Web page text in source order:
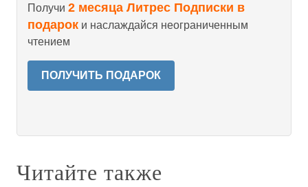
Получи 2 месяца Литрес Подписки в
подарок и наслаждайся неограниченным
чтением
ПОЛУЧИТЬ ПОДАРОК
Читайте также